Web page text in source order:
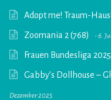
Adopt me! Traum-
Zoomania 2 (768) 6.
Frauen Bundesliga
Gabby’s Dollhouse –
Dezember 2025